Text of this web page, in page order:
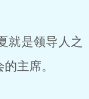
就是领导人之
主席。